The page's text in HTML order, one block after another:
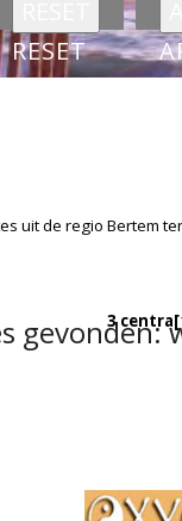
RESET
uit de regio Bertem
gevonden:
3 centra